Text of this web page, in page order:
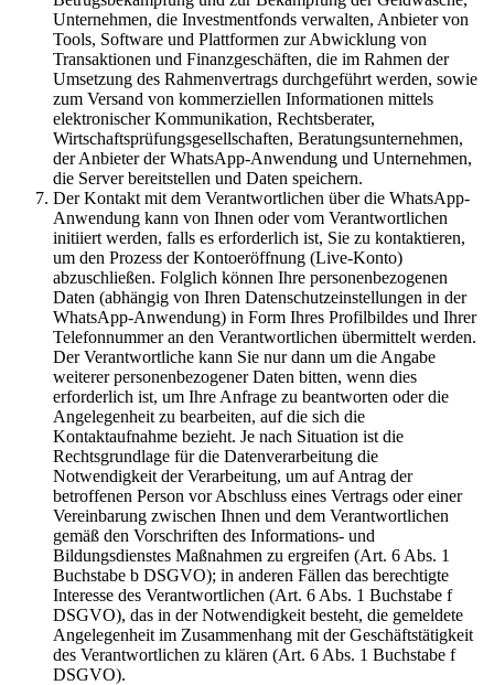
Unternehmen, die Investmentfonds verwalten, Anbieter von
Tools, Software und Plattformen zur Abwicklung von
Transaktionen und Finanzgeschäften, die im Rahmen der
Umsetzung des Rahmenvertrags durchgeführt werden, sowie
zum Versand von kommerziellen Informationen mittels
elektronischer Kommunikation, Rechtsberater,
Wirtschaftsprüfungsgesellschaften, Beratungsunternehmen,
der Anbieter der WhatsApp-Anwendung und Unternehmen,
die Server bereitstellen und Daten speichern.
Der Kontakt mit dem Verantwortlichen über die WhatsApp-
Anwendung kann von Ihnen oder vom Verantwortlichen
initiiert werden, falls es erforderlich ist, Sie zu kontaktieren,
um den Prozess der Kontoeröffnung (Live-Konto)
abzuschließen. Folglich können Ihre personenbezogenen
Daten (abhängig von Ihren Datenschutzeinstellungen in der
WhatsApp-Anwendung) in Form Ihres Profilbildes und Ihrer
Telefonnummer an den Verantwortlichen übermittelt werden.
Der Verantwortliche kann Sie nur dann um die Angabe
weiterer personenbezogener Daten bitten, wenn dies
erforderlich ist, um Ihre Anfrage zu beantworten oder die
Angelegenheit zu bearbeiten, auf die sich die
Kontaktaufnahme bezieht. Je nach Situation ist die
Rechtsgrundlage für die Datenverarbeitung die
Notwendigkeit der Verarbeitung, um auf Antrag der
betroffenen Person vor Abschluss eines Vertrags oder einer
Vereinbarung zwischen Ihnen und dem Verantwortlichen
gemäß den Vorschriften des Informations- und
Bildungsdienstes Maßnahmen zu ergreifen (Art. 6 Abs. 1
Buchstabe b DSGVO); in anderen Fällen das berechtigte
Interesse des Verantwortlichen (Art. 6 Abs. 1 Buchstabe f
DSGVO), das in der Notwendigkeit besteht, die gemeldete
Angelegenheit im Zusammenhang mit der Geschäftstätigkeit
des Verantwortlichen zu klären (Art. 6 Abs. 1 Buchstabe f
DSGVO).